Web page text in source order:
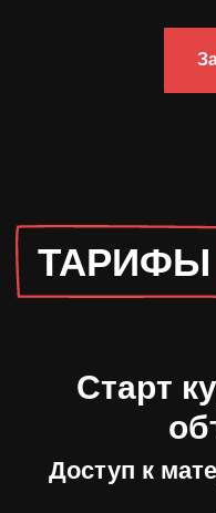
Старт
Доступ к